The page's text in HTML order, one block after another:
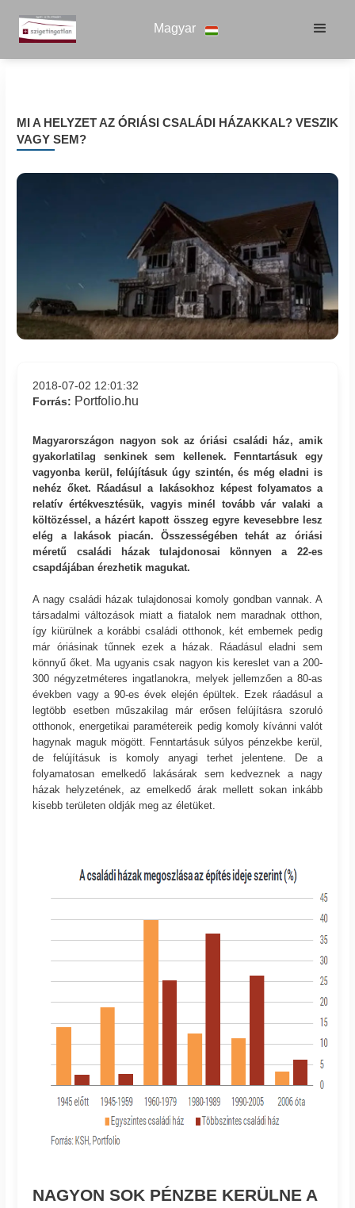
Magyar
MI A HELYZET AZ ÓRIÁSI CSALÁDI HÁZAKKAL? VESZIK
VAGY SEM?
2018-07-02 12:01:32
Forrás: Portfolio.hu
Magyarországon nagyon sok az óriási családi ház, amik
gyakorlatilag senkinek sem kellenek. Fenntartásuk egy
vagyonba kerül, felújításuk úgy szintén, és még eladni is
nehéz őket. Ráadásul a lakásokhoz képest folyamatos a
relatív értékvesztésük, vagyis minél tovább vár valaki a
költözéssel, a házért kapott összeg egyre kevesebbre lesz
elég a lakások piacán. Összességében tehát az óriási
méretű családi házak tulajdonosai könnyen a 22-es
csapdájában érezhetik magukat.
A nagy családi házak tulajdonosai komoly gondban vannak. A
társadalmi változások miatt a fiatalok nem maradnak otthon,
így kiürülnek a korábbi családi otthonok, két embernek pedig
már óriásinak tűnnek ezek a házak. Ráadásul eladni sem
könnyű őket. Ma ugyanis csak nagyon kis kereslet van a 200-
300 négyzetméteres ingatlanokra, melyek jellemzően a 80-as
években vagy a 90-es évek elején épültek. Ezek ráadásul a
legtöbb esetben műszakilag már erősen felújításra szoruló
otthonok, energetikai paramétereik pedig komoly kívánni valót
hagynak maguk mögött. Fenntartásuk súlyos pénzekbe kerül,
de felújításuk is komoly anyagi terhet jelentene. De a
folyamatosan emelkedő lakásárak sem kedveznek a nagy
házak helyzetének, az emelkedő árak mellett sokan inkább
kisebb területen oldják meg az életüket.
NAGYON SOK PÉNZBE KERÜLNE A